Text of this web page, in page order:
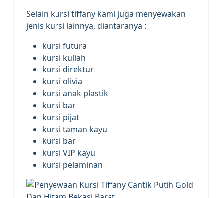
Selain kursi tiffany kami juga menyewakan
jenis kursi lainnya, diantaranya :
kursi futura
kursi kuliah
kursi direktur
kursi olivia
kursi anak plastik
kursi bar
kursi pijat
kursi taman kayu
kursi bar
kursi VIP kayu
kursi pelaminan